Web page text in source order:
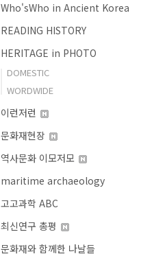
Who'sWho in Ancient Korea
READING HISTORY
HERITAGE in PHOTO
DOMESTIC
WORDWIDE
이런저런
문화재현장
역사문화 이모저모
maritime archaeology
고고과학 ABC
최신연구 총평
문화재와 함께한 나날들